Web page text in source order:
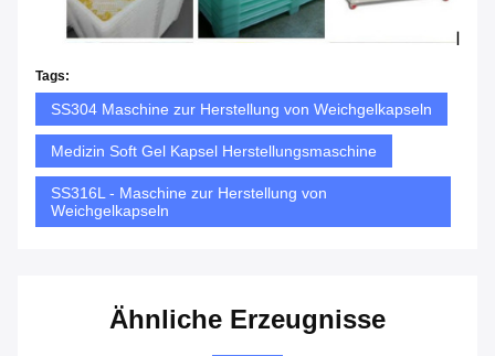
Tags:
SS304 Maschine zur Herstellung von Weichgelkapseln
Medizin Soft Gel Kapsel Herstellungsmaschine
SS316L - Maschine zur Herstellung von
Weichgelkapseln
Ähnliche Erzeugnisse